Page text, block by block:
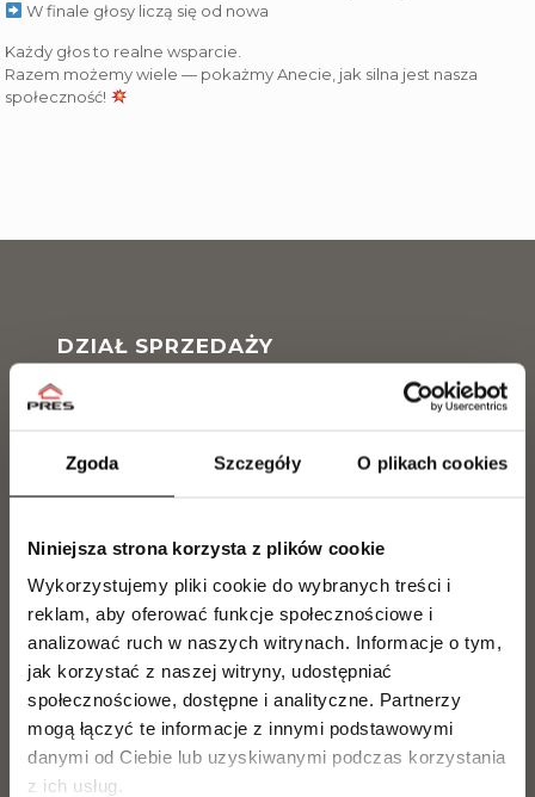
Zgoda Szczegóły O plikach cookies
Niniejsza strona korzysta z plików cookie
Wykorzystujemy pliki cookie do wybranych treści i
reklam, aby oferować funkcje społecznościowe i
analizować ruch w naszych witrynach. Informacje o tym,
jak korzystać z naszej witryny, udostępniać
społecznościowe, dostępne i analityczne. Partnerzy
mogą łączyć te informacje z innymi podstawowymi
danymi od Ciebie lub uzyskiwanymi podczas korzystania
z ich usług.
W finale głosy liczą się od nowa
Każdy głos to realne wsparcie.
Razem możemy wiele — pokażmy Anecie, jak silna jest nasza
społeczność!
DZIAŁ SPRZEDAŻY
Nasz zespół chętnie udzieli Ci wszystkich niezbędnych
Jakub Kilanowski
j.kilanowski@pres.com.pl
Magdalena Olszewska
Tel. 504 099 770
m.olszewska@pres.com.pl